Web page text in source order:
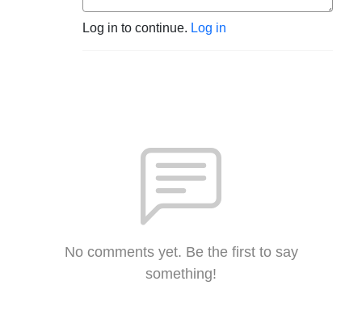
Log in to continue. Log in
No comments yet. Be the first to say
something!